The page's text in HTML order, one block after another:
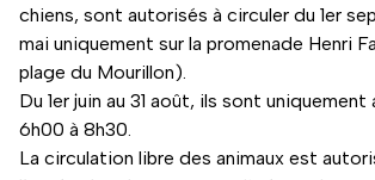
chiens, sont autorisés à circuler du 1er
mai uniquement sur la promenade Henri
plage du Mourillon).
Du 1er juin au 31 août, ils sont
6h00 à 8h30.
La circulation libre des animaux est